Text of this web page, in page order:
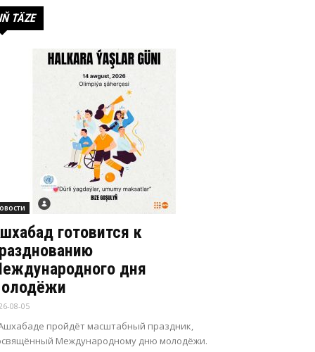
IŇ TÄZE
готовится к
дня
08-05
пройдёт масштабный праздник,
Международному дню молодёжи.